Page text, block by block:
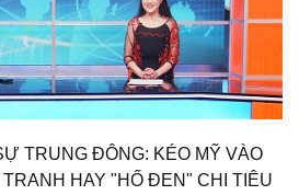
TRUNG ĐÔNG: KÉO MỸ VÀO
HAY "HỐ ĐEN" CHI TIÊU